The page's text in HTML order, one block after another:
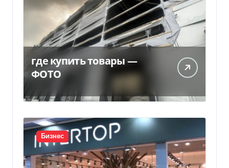
где купить товары —
ФОТО
Бизнес